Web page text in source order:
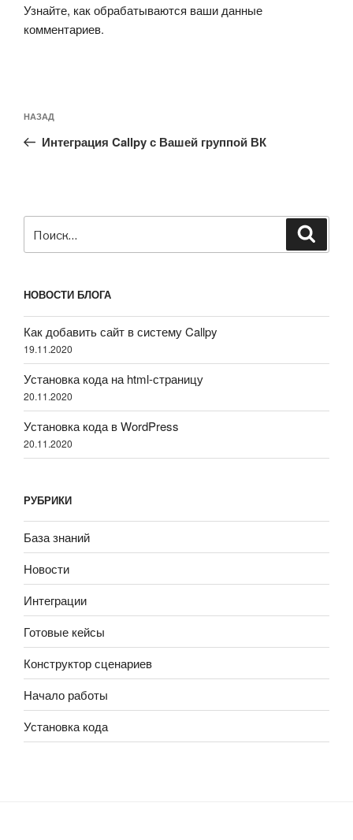
Узнайте, как обрабатываются ваши данные
комментариев.
по
записям
Предыдущая
запись:
НАЗАД
Интеграция Callpy с Вашей группой ВК
НОВОСТИ БЛОГА
Как добавить сайт в систему Callpy
19.11.2020
Установка кода на html-страницу
20.11.2020
Установка кода в WordPress
20.11.2020
РУБРИКИ
База знаний
Новости
Интеграции
Готовые кейсы
Конструктор сценариев
Начало работы
Установка кода